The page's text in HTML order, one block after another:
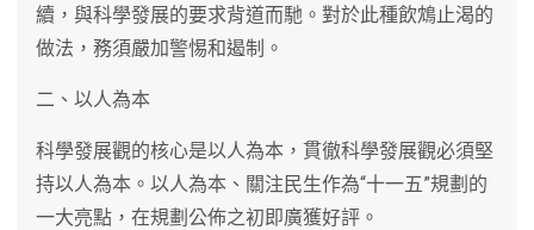
續，與科學發展的要求背道而馳。對於此種飲鴆止渴的
做法，務須嚴加警惕和遏制。
二、以人為本
科學發展觀的核心是以人為本，貫徹科學發展觀必須堅
持以人為本。以人為本、關注民生作為“十一五”規劃的
一大亮點，在規劃公佈之初即廣獲好評。